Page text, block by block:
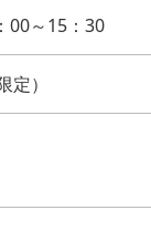
00～15：30
）